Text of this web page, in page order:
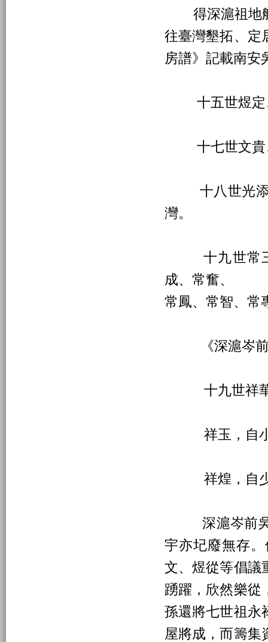
得深滬祖地航
往臺灣墾拓、定
房譜》記載南安
十五世煜定
十七世文貴、
十八世光添、
灣。
十九世常三
成、常奮、
常鳳、常智、常
《深滬岑前孟
十九世祥華往
祥玉，自小
祥煌，自少年
深滬岑前吳氏
宇亦圮廢無存
文、煜從等倡議
踴躍，欣然樂從
孫還將七世祖永
屋將成，而籌集